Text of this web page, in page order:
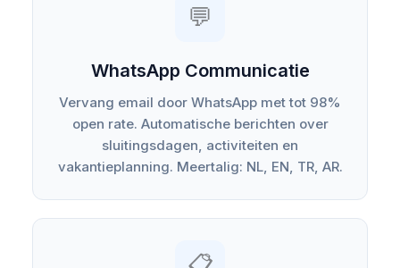
💬
WhatsApp Communicatie
Vervang email door WhatsApp met tot 98%
open rate. Automatische berichten over
sluitingsdagen, activiteiten en
vakantieplanning. Meertalig: NL, EN, TR, AR.